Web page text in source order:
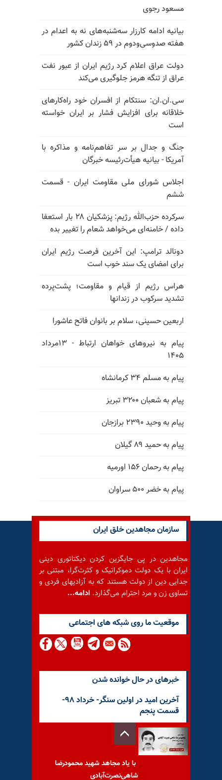
مسعود رجوی
بیانیه ادامه کارزار سه‌شنبه‌های نه به اعدام در
هفته صدوسی‌و‌دوم در ۵۹ زندان کشور
دولت عراق اعلام کرد رژیم ایران از عبور نفت
عراق از تنگه هرمز جلوگیری می‌کند
سی.ان.ان: سنتکام از افسران خود راه‌کارهای
خلاقانه برای افزایش فشار بر ایران خواسته
است
جنگ و جدال بر سر تفاهم‌نامه و مذاکره با
آمریکا - بیانیه هیأت‌رئیسه خبرگان
اجلاس شورای ملی مقاومت ایران - قسمت
ششم
سرکرده حزب‌الله رژیم: پزشکیان ۲۸ بار استعفا
داده / خامنه‌ای می‌خواهد شعام را تغییر بده
دونالد ترامپ: این آخرین فرصت رژیم ایران
برای امضای یک سند خوب است
هراس رژیم از قیام و مقاومت؛ پشت‌پرده
تشدید سرکوب در زندانها
اربعین حسینی، سلام بر بانوان فاتح عاشورا
پیام به نیروهای خواهان ارتباط - ۱۳مرداد
۱۴۰۵
پیام به مسلم ۳۴ کرمانشاه
پیام به شعبان ۳۲۰۰ تبریز
پیام به وحید ۲۳۹۰ برازجان
پیام به حمید ۸۹ گیلان
پیام به رحمان ۱۵۶ اورمیه
پیام به خضر ۵۰۰ سراوان
سازمان مجاهدین خلق ایران
مجاهدین در پی جایگزین کردن دیکتاتوری دینی
ایران با یک دولت دموکراتیک و کثرت‌گرا، مبتنی بر
جدایی دین از دولت هستند که به آزادیهای فردی و
تساوی زن و مرد احترام می‌گذارد. ادامه...
موقعيت ما روى شبكه هاى اجتماعى
خبرهای در حال خوانده شدن
آخرین امید در اولین سنگر- خرداد ۹۸-
قسمت پنجم
با یاد مجاهد شهید محمودرضا
شاهی‌نصرت‌آبادی